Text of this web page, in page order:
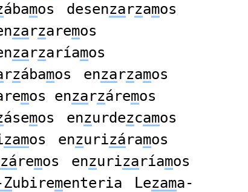
ábamos desenzarzamos
zarzaremos
zarzaríamos
rzábamos enzarzamos
mos enzarzáremos
ásemos enzurdezcamos
zamos enzurizáramos
záremos enzurizaríamos
ubirementeria Lezama-